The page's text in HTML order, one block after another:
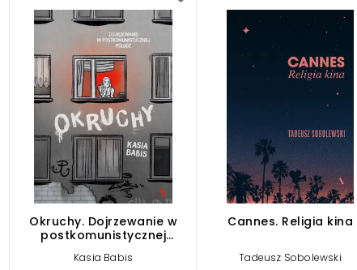
Okruchy. Dojrzewanie w
postkomunistycznej
Kasia Babis
Cannes. Religia kina
Tadeusz Sobolewski